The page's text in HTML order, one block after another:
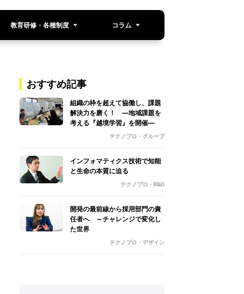
教育研修・各種制度 コラム
おすすめ記事
組織の枠を超えて協働し、課題
解決力を磨く！ ―地域課題を
考える『越境学習』を開催―
テクノプロ・グループ
インフォマティクス技術で知能
と生命の本質に迫る
テクノプロ・R&D
開発の最前線から採用部門の責
任者へ ～チャレンジで変化し
た世界
テクノプロ・デザイン